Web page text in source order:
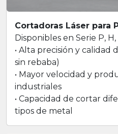
Cortadoras Láser para
Disponibles en Serie P, H,
• Alta precisión y calidad
sin rebaba)
• Mayor velocidad y
industriales
• Capacidad de cortar
tipos de metal